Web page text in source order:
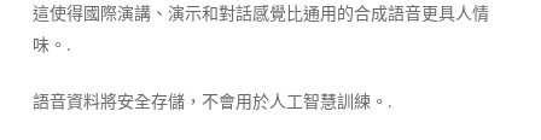
這使得國際演講、演示和對話感覺比通用的合成語音更具人情
味。.
語音資料將安全存儲，不會用於人工智慧訓練。.